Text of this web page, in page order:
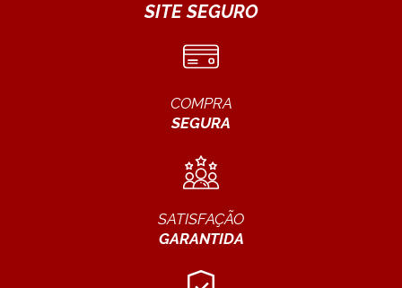
SITE SEGURO
COMPRA
SEGURA
SATISFAÇÃO
GARANTIDA